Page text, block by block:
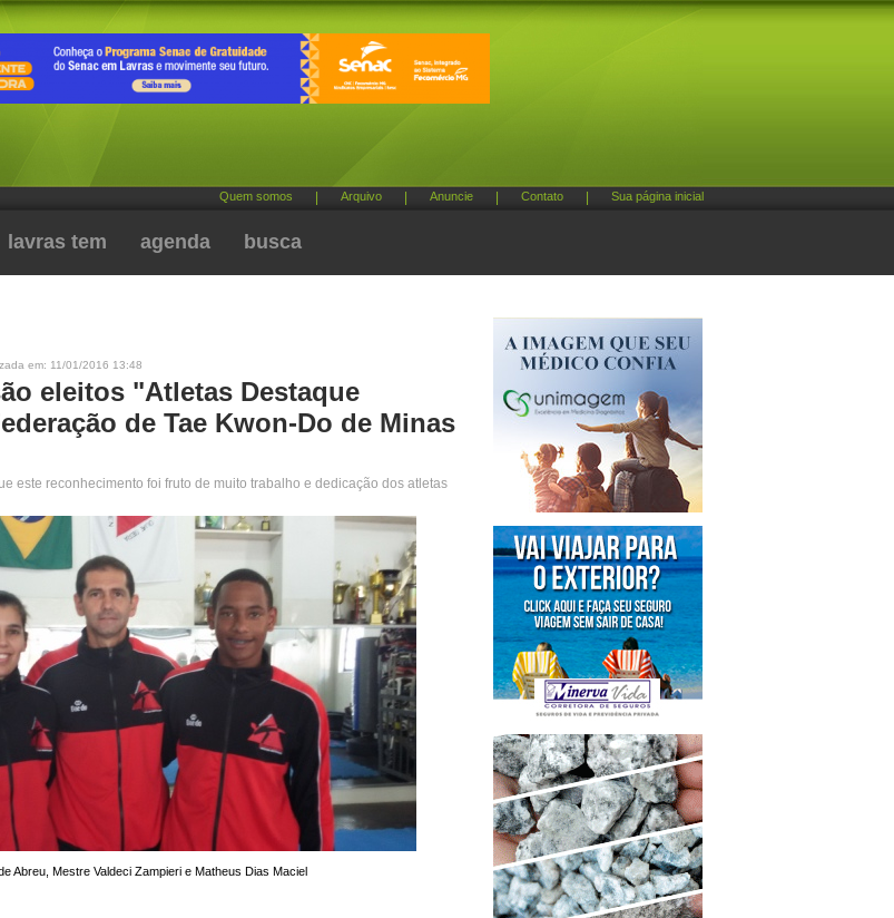
Quem somos Arquivo Anuncie Contato Sua página inicial
lavras tem agenda busca
em: 11/01/2016 13:48
eleitos "Atletas Destaque
de Tae Kwon-Do de Minas
este reconhecimento foi fruto de muito trabalho e dedicação dos atletas
Abreu, Mestre Valdeci Zampieri e Matheus Dias Maciel